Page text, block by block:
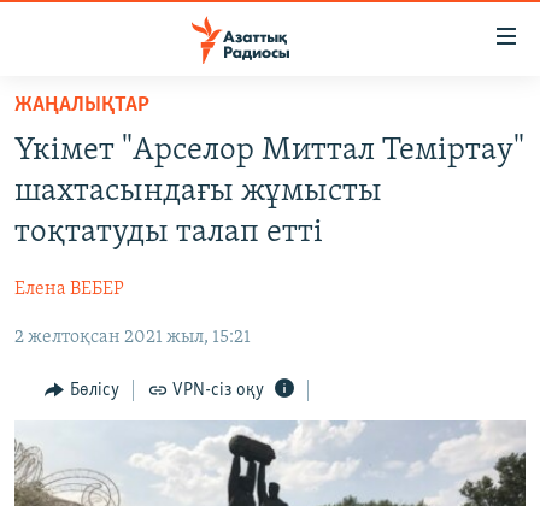
Skip
main
content
main
Skip
Search
ЖАҢАЛЫҚТАР
АДАМ ҚҰҚЫҚТАРЫ
ӘЛЕУМЕТ
ӘЛЕМ
Русский
ЖАҢАЛЫҚТАР
Үкімет "Арселор Миттал Теміртау"
шахтасындағы жұмысты
тоқтатуды талап етті
Елена ВЕБЕР
2 желтоқсан 2021 жыл, 15:21
Бөлісу VPN-сіз оқу